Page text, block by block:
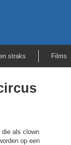
straks Films
die als clown
op een